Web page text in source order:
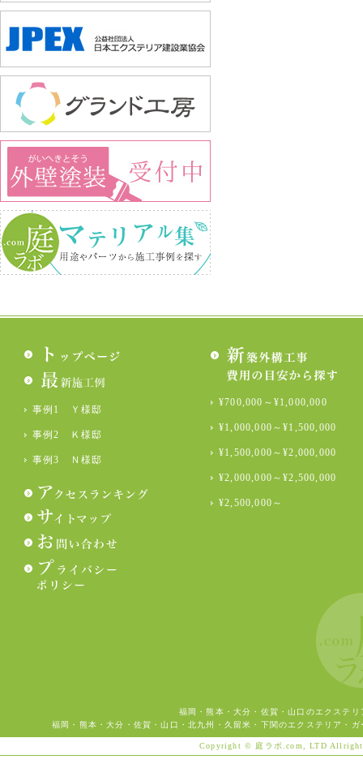
事例1 Ｙ様邸
事例2 Ｋ様邸
事例3 Ｎ様邸
¥700,000～¥1,000,000
¥1,000,000～¥1,500,000
¥1,500,000～¥2,000,000
¥2,000,000～¥2,500,000
¥2,500,000～
福岡・熊本・大分・佐賀・山口のエクステ
福岡・熊本・大分・佐賀・山口・北九州・久留米・下関のエクステリア・
Copyright © 庭ラボ.com, LTD